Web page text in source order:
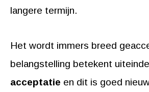
langere termijn.
Het wordt immers breed
belangstelling betekent
acceptatie en dit is goed